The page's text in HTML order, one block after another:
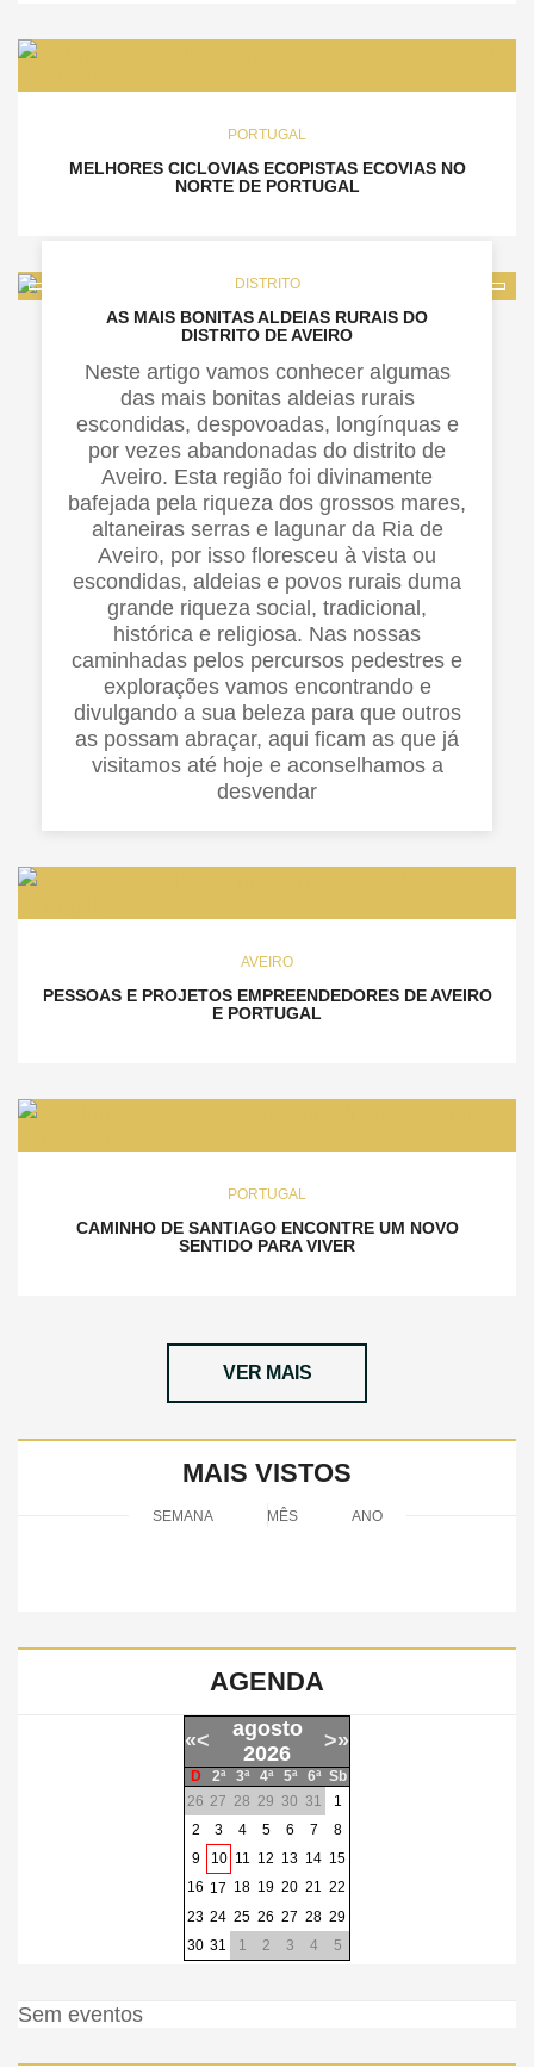
PORTUGAL
MELHORES CICLOVIAS ECOPISTAS ECOVIAS NO
NORTE DE PORTUGAL
DISTRITO
AS MAIS BONITAS ALDEIAS RURAIS DO
DISTRITO DE AVEIRO
Neste artigo vamos conhecer algumas
das mais bonitas aldeias rurais
escondidas, despovoadas, longínquas e
por vezes abandonadas do distrito de
Aveiro. Esta região foi divinamente
bafejada pela riqueza dos grossos mares,
altaneiras serras e lagunar da Ria de
Aveiro, por isso floresceu à vista ou
escondidas, aldeias e povos rurais duma
grande riqueza social, tradicional,
histórica e religiosa. Nas nossas
caminhadas pelos percursos pedestres e
explorações vamos encontrando e
divulgando a sua beleza para que outros
as possam abraçar, aqui ficam as que já
visitamos até hoje e aconselhamos a
desvendar
AVEIRO
PESSOAS E PROJETOS EMPREENDEDORES DE AVEIRO
E PORTUGAL
PORTUGAL
CAMINHO DE SANTIAGO ENCONTRE UM NOVO
SENTIDO PARA VIVER
VER MAIS
MAIS VISTOS
SEMANA MÊS ANO
AGENDA
«<
agosto
2026
>»
D 2ª 3ª 4ª 5ª 6ª Sb
26 27 28 29 30 31
1
2
3 4 5 6 7
8
9
10 11 12 13 14 15
16 17 18 19 20 21
22
23 24 25 26 27 28 29
30 31 1 2 3 4 5
Sem eventos